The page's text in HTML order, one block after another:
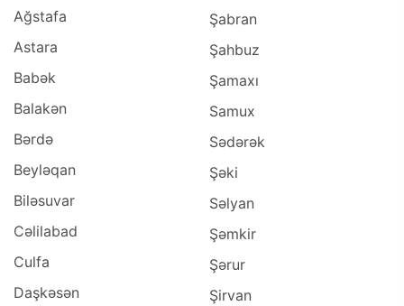
Ağstafa
Astara
Babək
Balakən
Bərdə
Beyləqan
Biləsuvar
Cəlilabad
Culfa
Daşkəsən
Şabran
Şahbuz
Şamaxı
Samux
Sədərək
Şəki
Səlyan
Şəmkir
Şərur
Şirvan